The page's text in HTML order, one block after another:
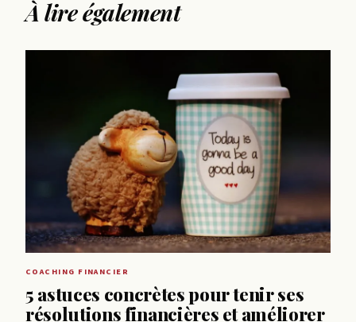
À lire également
COACHING FINANCIER
5 astuces concrètes pour tenir ses
résolutions financières et améliorer